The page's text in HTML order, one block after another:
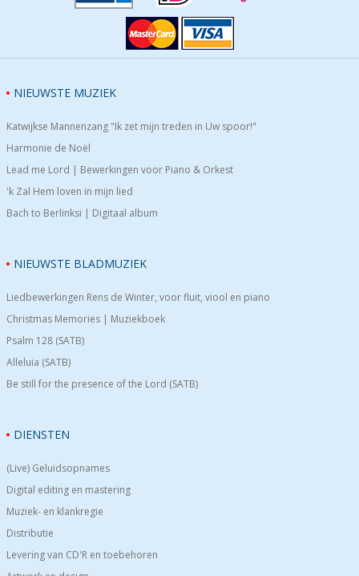
NIEUWSTE MUZIEK
Katwijkse Mannenzang "Ik zet mijn treden in Uw spoor!"
Harmonie de Noël
Lead me Lord | Bewerkingen voor Piano & Orkest
'k Zal Hem loven in mijn lied
Bach to Berlinksi | Digitaal album
NIEUWSTE BLADMUZIEK
Liedbewerkingen Rens de Winter, voor fluit, viool en piano
Christmas Memories | Muziekboek
Psalm 128 (SATB)
Alleluia (SATB)
Be still for the presence of the Lord (SATB)
DIENSTEN
(Live) Geluidsopnames
Digital editing en mastering
Muziek- en klankregie
Distributie
Levering van CD'R en toebehoren